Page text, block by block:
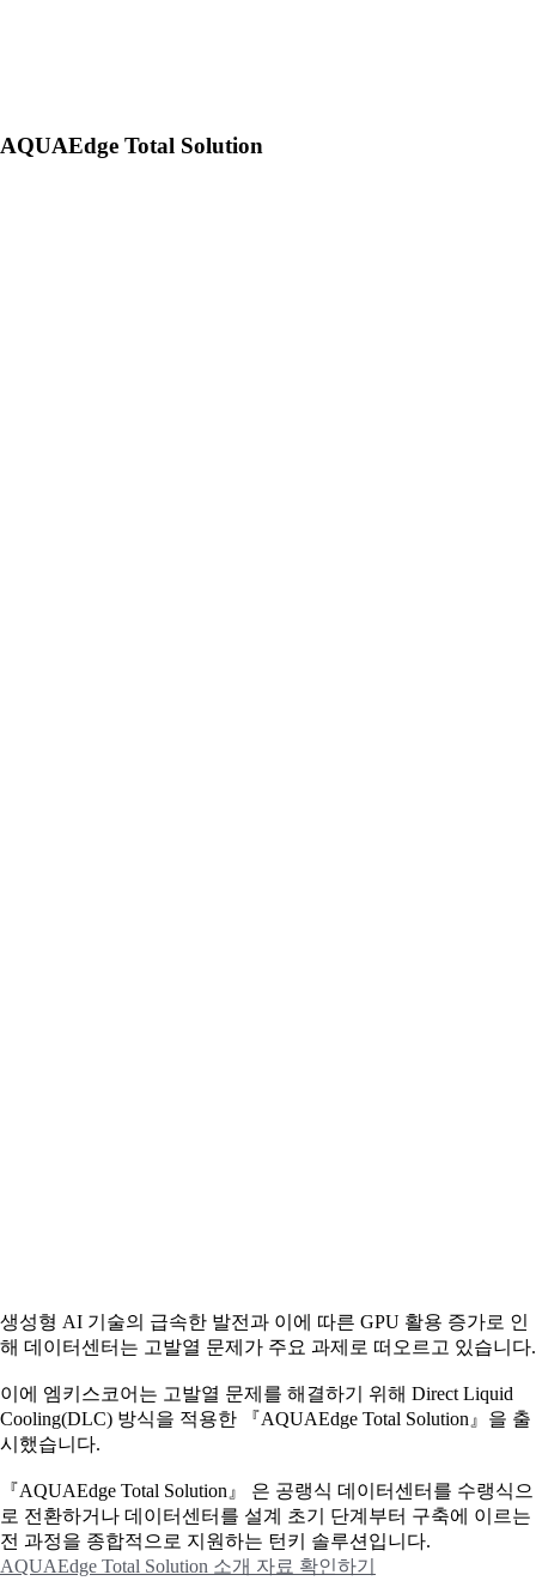
AQUAEdge Total Solution
생성형 AI 기술의 급속한 발전과 이에 따른 GPU 활용 증가로 인
해 데이터센터는 고발열 문제가 주요 과제로 떠오르고 있습니다.
이에 엠키스코어는 고발열 문제를 해결하기 위해 Direct Liquid
Cooling(DLC) 방식을 적용한 『AQUAEdge Total Solution』을 출
시했습니다.
『AQUAEdge Total Solution』 은 공랭식 데이터센터를 수랭식으
로 전환하거나 데이터센터를 설계 초기 단계부터 구축에 이르는
전 과정을 종합적으로 지원하는 턴키 솔루션입니다.
AQUAEdge Total Solution 소개 자료 확인하기